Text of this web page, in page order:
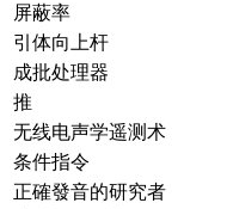
屏蔽率
引体向上杆
成批处理器
推
无线电声学遥测术
条件指令
正確發音的研究者